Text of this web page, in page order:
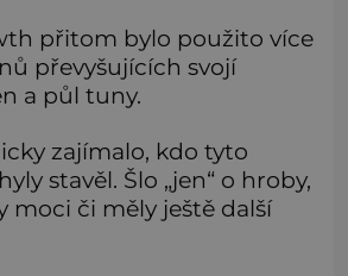
přitom bylo použito více
převyšujících svojí
a půl tuny.
zajímalo, kdo tyto
stavěl. Šlo „jen“ o hroby,
moci či měly ještě další